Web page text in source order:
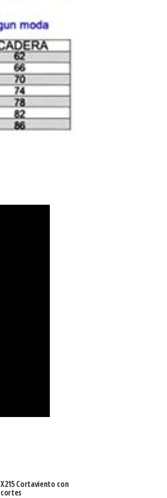
X215 Cortaviento con
cortes